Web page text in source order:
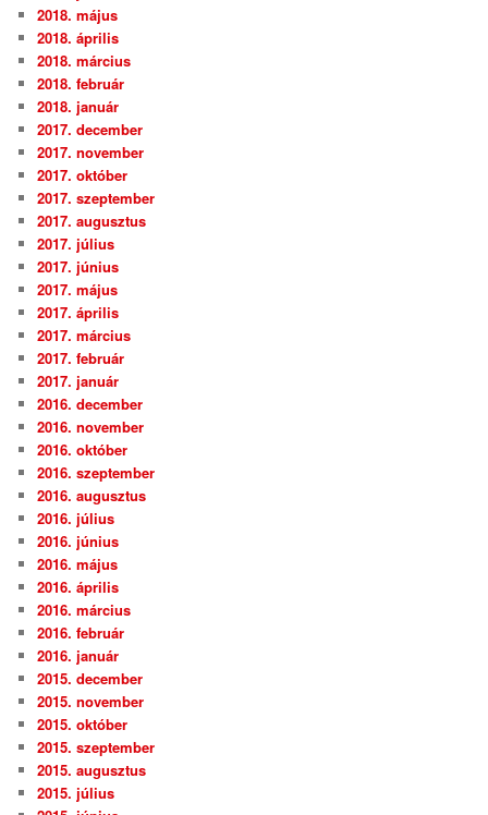
2018. május
2018. április
2018. március
2018. február
2018. január
2017. december
2017. november
2017. október
2017. szeptember
2017. augusztus
2017. július
2017. június
2017. május
2017. április
2017. március
2017. február
2017. január
2016. december
2016. november
2016. október
2016. szeptember
2016. augusztus
2016. július
2016. június
2016. május
2016. április
2016. március
2016. február
2016. január
2015. december
2015. november
2015. október
2015. szeptember
2015. augusztus
2015. július